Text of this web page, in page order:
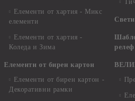
Елементи от хартия - Микс
елементи
Елементи от хартия -
Коледа и Зима
Елементи от бирен картон
Елементи от бирен картон -
Декоративни рамки
релеф